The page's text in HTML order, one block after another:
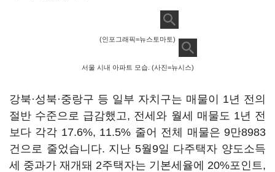
(인포그래픽=뉴스토마토)
서울 시내 아파트 모습. (사진=뉴시스)
강북·성북·중랑구 등 일부 자치구는 매물이 1년 전의
절반 수준으로 급감했고, 전세와 월세 매물도 1년 전
보다 각각 17.6%, 11.5% 줄어 전체 매물은 9만8983
건으로 줄었습니다. 지난 5월9일 다주택자 양도소득
세 중과가 재개돼 2주택자는 기본세율에 20%포인트,